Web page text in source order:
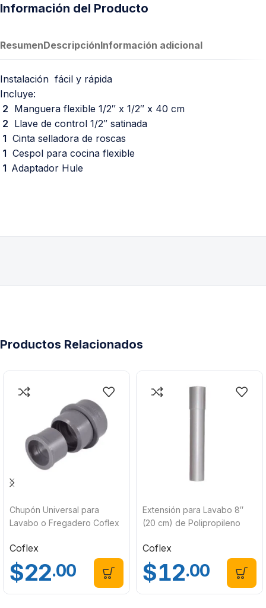
Información del Producto
ResumenDescripciónInformación adicional
Instalación fácil y rápida
Incluye:
2 Manguera flexible 1/2″ x 1/2″ x 40 cm
2 Llave de control 1/2″ satinada
1 Cinta selladora de roscas
1 Cespol para cocina flexible
1 Adaptador Hule
Productos Relacionados
Chupón Universal para
Lavabo o Fregadero Coflex
Coflex
$22.00
Extensión para Lavabo 8″
(20 cm) de Polipropileno
Coflex
$12.00